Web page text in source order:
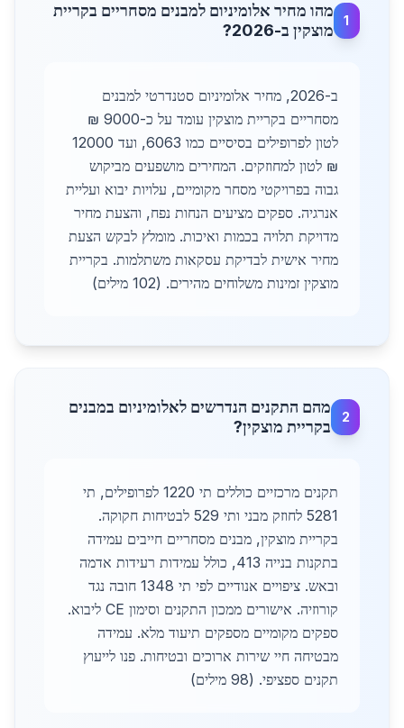
1
מהו מחיר אלומיניום למבנים מסחריים בקריית
מוצקין ב-2026?
ב-2026, מחיר אלומיניום סטנדרטי למבנים
מסחריים בקריית מוצקין עומד על כ-9000 ₪
לטון לפרופילים בסיסיים כמו 6063, ועד 12000
₪ לטון למחוזקים. המחירים מושפעים מביקוש
גבוה בפרויקטי מסחר מקומיים, עלויות יבוא ועליית
אנרגיה. ספקים מציעים הנחות נפח, והצעת מחיר
מדויקת תלויה בכמות ואיכות. מומלץ לבקש הצעת
מחיר אישית לבדיקת עסקאות משתלמות. בקריית
מוצקין זמינות משלוחים מהירים. (102 מילים)
2
מהם התקנים הנדרשים לאלומיניום במבנים
בקריית מוצקין?
תקנים מרכזיים כוללים תי 1220 לפרופילים, תי
5281 לחוזק מבני ותי 529 לבטיחות חקוקה.
בקריית מוצקין, מבנים מסחריים חייבים עמידה
בתקנות בנייה 413, כולל עמידות רעידות אדמה
ובאש. ציפויים אנודיים לפי תי 1348 חובה נגד
קורוזיה. אישורים ממכון התקנים וסימון CE ליבוא.
ספקים מקומיים מספקים תיעוד מלא. עמידה
מבטיחה חיי שירות ארוכים ובטיחות. פנו לייעוץ
תקנים ספציפי. (98 מילים)